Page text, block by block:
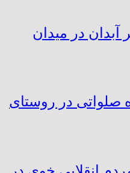
آبدان در میدان
صلواتی در روستای